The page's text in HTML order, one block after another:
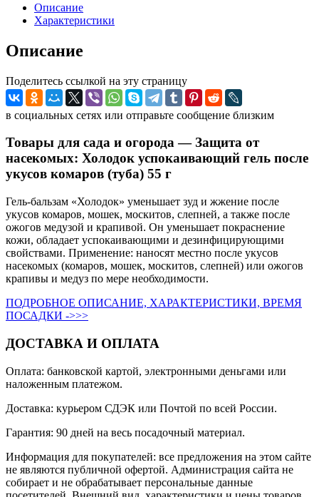
Описание
Характеристики
Описание
Поделитесь ссылкой на эту страницу
в социальных сетях или отправьте сообщение близким
Товары для сада и огорода — Защита от
насекомых: Холодок успокаивающий гель после
укусов комаров (туба) 55 г
Гель-бальзам «Холодок» уменьшает зуд и жжение после
укусов комаров, мошек, москитов, слепней, а также после
ожогов медузой и крапивой. Он уменьшает покраснение
кожи, обладает успокаивающими и дезинфицирующими
свойствами. Применение: наносят местно после укусов
насекомых (комаров, мошек, москитов, слепней) или ожогов
крапивы и медуз по мере необходимости.
ПОДРОБНОЕ ОПИСАНИЕ, ХАРАКТЕРИСТИКИ, ВРЕМЯ
ПОСАДКИ ->>>
ДОСТАВКА И ОПЛАТА
Оплата: банковской картой, электронными деньгами или
наложенным платежом.
Доставка: курьером СДЭК или Почтой по всей России.
Гарантия: 90 дней на весь посадочный материал.
Информация для покупателей: все предложения на этом сайте
не являются публичной офертой. Администрация сайта не
собирает и не обрабатывает персональные данные